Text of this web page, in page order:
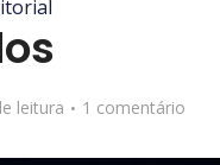
leitura 1 comentário